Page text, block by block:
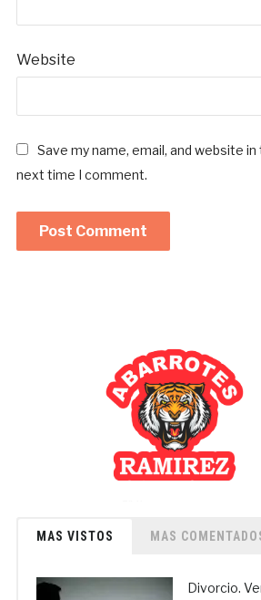
Website
Save my name, email, and website
next time I comment.
MAS VISTOS MAS
Divorcio.